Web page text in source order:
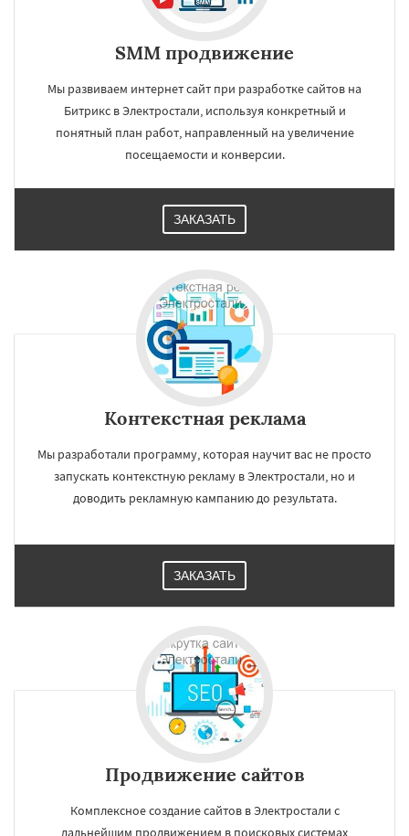
SMM продвижение
Мы развиваем интернет сайт при разработке сайтов на
Битрикс в Электростали, используя конкретный и
понятный план работ, направленный на увеличение
посещаемости и конверсии.
ЗАКАЗАТЬ
Контекстная реклама
Мы разработали программу, которая научит вас не просто
запускать контекстную рекламу в Электростали, но и
доводить рекламную кампанию до результата.
ЗАКАЗАТЬ
Продвижение сайтов
Комплексное создание сайтов в Электростали с
дальнейшим продвижением в поисковых системах